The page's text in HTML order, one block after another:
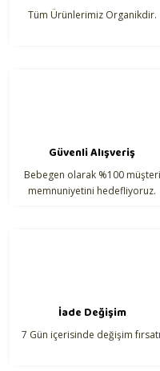
Tüm Ürünlerimiz Organikdir.
Güvenli Alışveriş
Bebegen olarak %100 müşteri
memnuniyetini hedefliyoruz.
İade Değişim
7 Gün içerisinde değişim